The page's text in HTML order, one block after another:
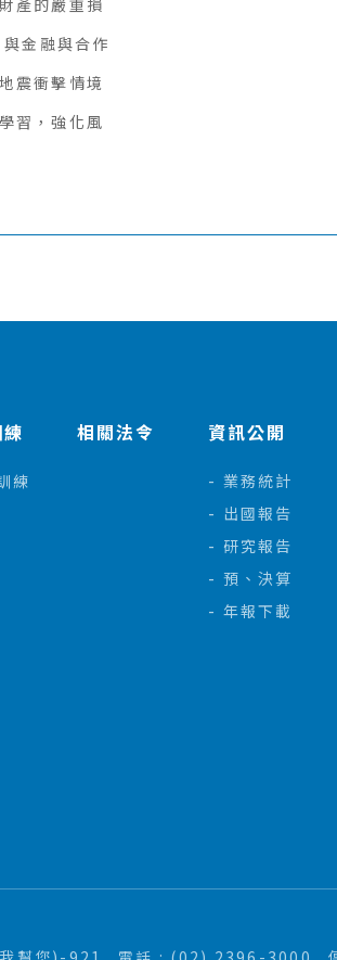
產的嚴重損
金融與合作
震衝擊情境
習，強化風
練
相關法令 資訊公開
業務統計
出國報告
研究報告
預、決算
年報下載